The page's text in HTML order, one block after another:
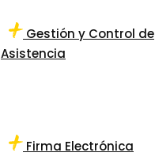
Gestión y Control de
Asistencia
Firma Electrónica